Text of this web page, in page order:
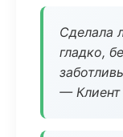
Сделала
гладко,
— Клиент